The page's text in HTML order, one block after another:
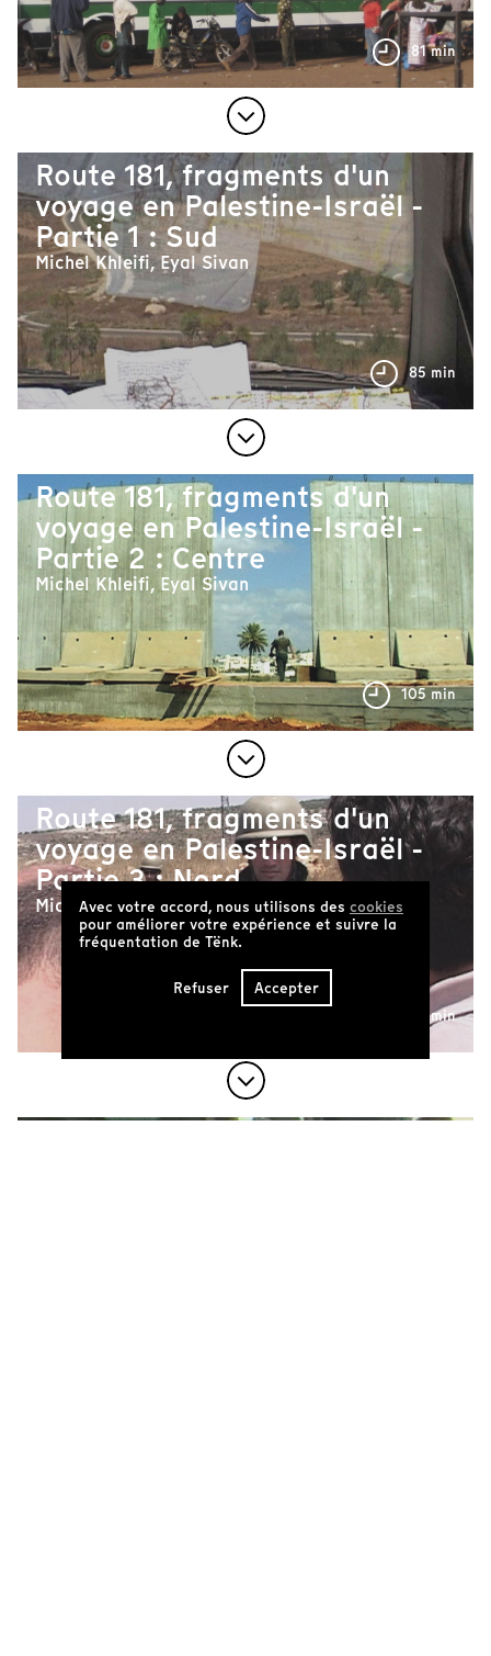
81 min
Route 181, fragments d'un
voyage en Palestine-Israël -
Partie 1 : Sud
Michel Khleifi, Eyal Sivan
85 min
Route 181, fragments d'un
voyage en Palestine-Israël -
Partie 2 : Centre
Michel Khleifi, Eyal Sivan
105 min
Route 181, fragments d'un
voyage en Palestine-Israël -
Partie 3 : Nord
Michel Khleifi, Eyal Sivan
86 min
Avec votre accord, nous utilisons des cookies
pour améliorer votre expérience et suivre la
fréquentation de Tënk.
Refuser Accepter